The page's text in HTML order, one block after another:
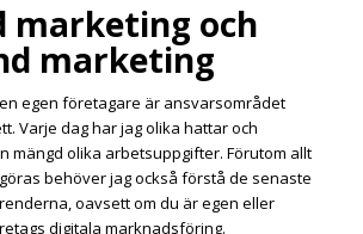
marketing och
marketing
egen företagare är ansvarsområdet
Varje dag har jag olika hattar och
mängd olika arbetsuppgifter. Förutom allt
behöver jag också förstå de senaste
oavsett om du är egen eller
digitala marknadsföring.